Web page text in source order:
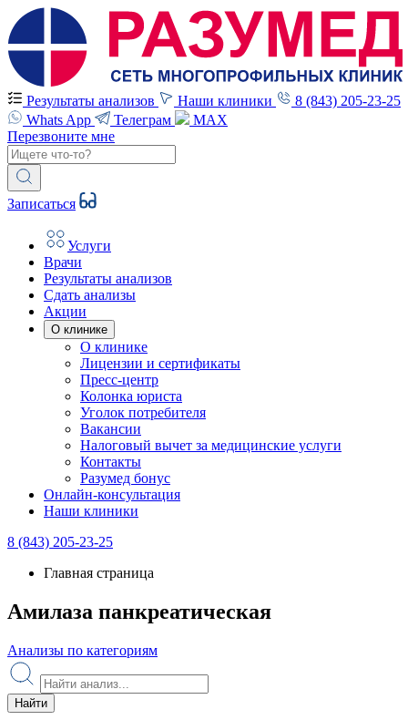
Результаты анализов Наши клиники
8 (843) 205-23-25
Whats App
Телеграм
MAX
Перезвоните мне
Записаться
Услуги
Врачи
Результаты анализов
Сдать анализы
Акции
О клинике
О клинике
Лицензии и сертификаты
Пресс-центр
Колонка юриста
Уголок потребителя
Вакансии
Налоговый вычет за медицинские услуги
Контакты
Разумед бонус
Онлайн-консультация
Наши клиники
8 (843) 205-23-25
Главная страница
Амилаза панкреатическая
Анализы по категориям
Найти